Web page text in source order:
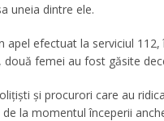
uneia dintre ele.
efectuat la serviciul
femei au fost găsite
şi procurori care au
la momentul începerii